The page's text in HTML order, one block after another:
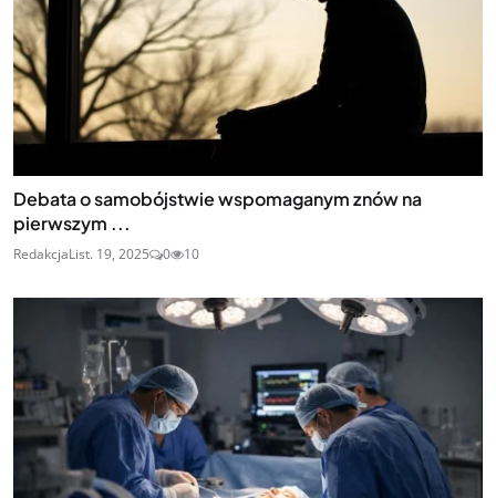
Debata o samobójstwie wspomaganym znów na
pierwszym ...
RedakcjaList. 19, 2025 0 10